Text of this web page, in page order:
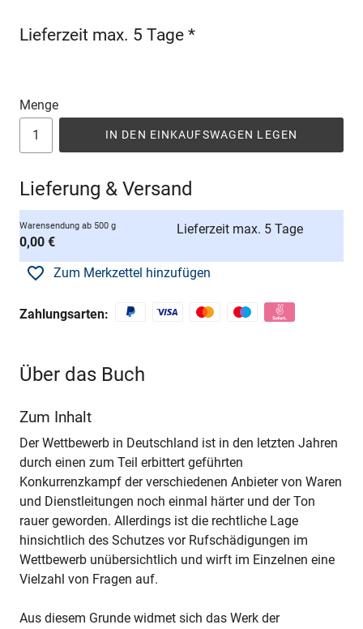
Lieferzeit max. 5 Tage *
Menge
IN DEN EINKAUFSWAGEN LEGEN
Lieferung & Versand
Warensendung ab 500 g
0,00 €
Lieferzeit max. 5 Tage
Zum Merkzettel hinzufügen
Zahlungsarten:
Über das Buch
Zum Inhalt
Der Wettbewerb in Deutschland ist in den letzten Jahren
durch einen zum Teil erbittert geführten
Konkurrenzkampf der verschiedenen Anbieter von Waren
und Dienstleitungen noch einmal härter und der Ton
rauer geworden. Allerdings ist die rechtliche Lage
hinsichtlich des Schutzes vor Rufschädigungen im
Wettbewerb unübersichtlich und wirft im Einzelnen eine
Vielzahl von Fragen auf.
Aus diesem Grunde widmet sich das Werk der